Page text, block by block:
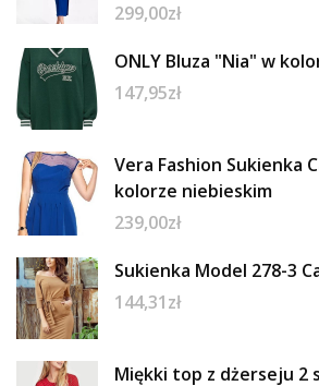
299,00zł
ONLY Bluza "Nia" w
147,95zł
Vera Fashion Sukienka
kolorze niebieskim
239,00zł
Sukienka Model 278-3
144,31zł
Miękki top z dżerseju 2